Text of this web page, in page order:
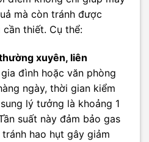
mà còn tránh được
thiết. Cụ thể:
xuyên, liên
đình hoặc văn phòng
ngày, thời gian kiểm
lý tưởng là khoảng 1
suất này đảm bảo gas
hao hụt gây giảm